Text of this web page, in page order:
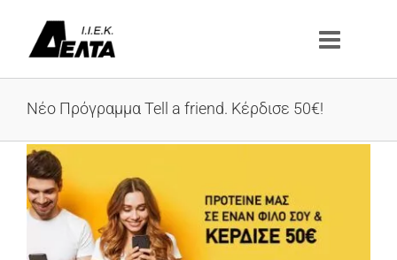
περιεχόμενο
Νέο Πρόγραμμα Tell a friend. Κέρδισε 50€!
Προβολή
μεγαλύτερης
εικόνας